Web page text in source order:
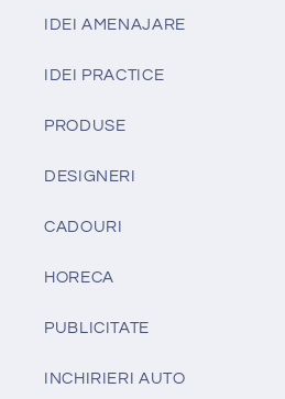
IDEI AMENAJARE
IDEI PRACTICE
PRODUSE
DESIGNERI
CADOURI
HORECA
PUBLICITATE
INCHIRIERI AUTO